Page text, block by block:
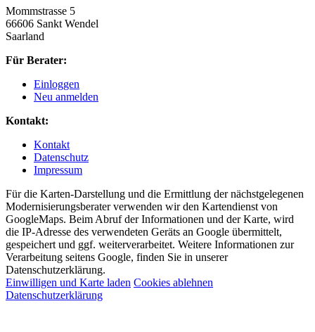
Mommstrasse 5
66606 Sankt Wendel
Saarland
Für Berater:
Einloggen
Neu anmelden
Kontakt:
Kontakt
Datenschutz
Impressum
Für die Karten-Darstellung und die Ermittlung der nächstgelegenen
Modernisierungsberater verwenden wir den Kartendienst von
GoogleMaps. Beim Abruf der Informationen und der Karte, wird
die IP-Adresse des verwendeten Geräts an Google übermittelt,
gespeichert und ggf. weiterverarbeitet. Weitere Informationen zur
Verarbeitung seitens Google, finden Sie in unserer
Datenschutzerklärung.
Einwilligen und Karte laden Cookies ablehnen
Datenschutzerklärung